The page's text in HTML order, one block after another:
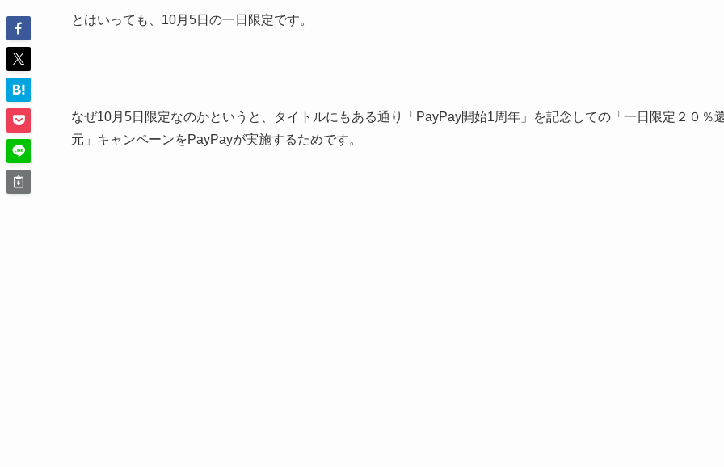
とはいっても、10月5日の一日限定です。
なぜ10月5日限定なのかというと、タイトルにもある通り「PayPay開始1周年」を記念しての「一日限定２０％
元」キャンペーンをPayPayが実施するためです。